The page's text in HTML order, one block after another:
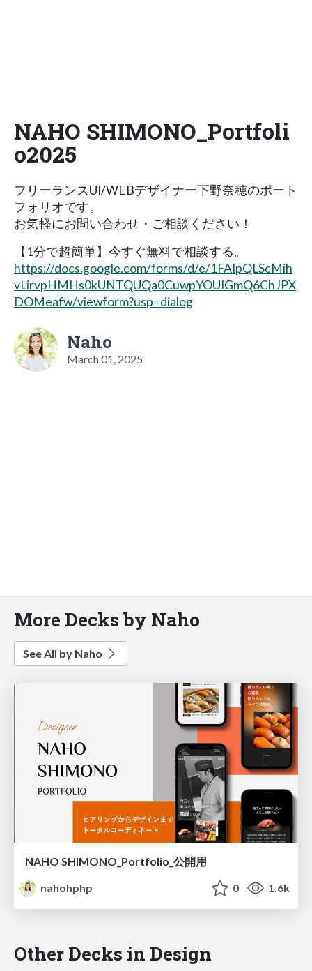
NAHO SHIMONO_Portfoli
o2025
フリーランスUI/WEBデザイナー下野奈穂のポート
フォリオです。
お気軽にお問い合わせ・ご相談ください！
【1分で超簡単】今すぐ無料で相談する。
https://docs.google.com/forms/d/e/1FAIpQLScMih
vLirvpHMHs0kUNTQUQa0CuwpYOUIGmQ6ChJPX
DOMeafw/viewform?usp=dialog
Naho
March 01, 2025
More Decks by Naho
See All by Naho
NAHO SHIMONO_Portfolio_公開用
nahohphp
0 1.6k
Other Decks in Design